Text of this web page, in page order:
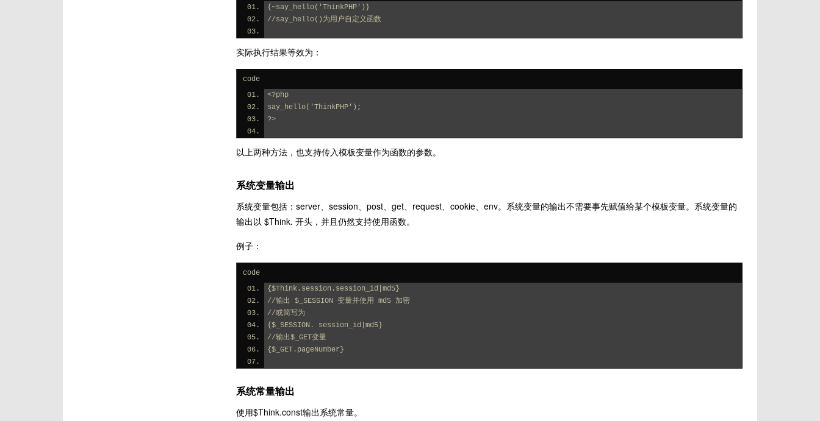
{~say_hello('ThinkPHP')}
//say_hello()为用户自定义函数
实际执行结果等效为：
code
<?php
say_hello('ThinkPHP');
?>
以上两种方法，也支持传入模板变量作为函数的参数。
系统变量输出
系统变量包括：server、session、post、get、request、cookie、env。系统变量的输出不需要事先赋值给某个模板变量。系统变量的
输出以 $Think. 开头，并且仍然支持使用函数。
例子：
code
{$Think.session.session_id|md5}
//输出 $_SESSION 变量并使用 md5 加密
//或简写为
{$_SESSION. session_id|md5}
//输出$_GET变量
{$_GET.pageNumber}
系统常量输出
使用$Think.const输出系统常量。